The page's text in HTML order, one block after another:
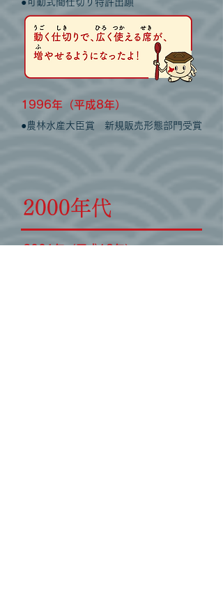
● 可動式間仕切り特許出願
1996年（平成8年）
●農林水産大臣賞 新規販売形態部門受賞
2000年代
2001年（平成13年）